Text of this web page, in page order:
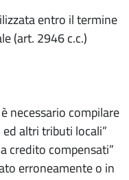
entro il termine
(art. 2946 c.c.)
necessario compilare
altri tributi locali”
credito compensati”
erroneamente o in